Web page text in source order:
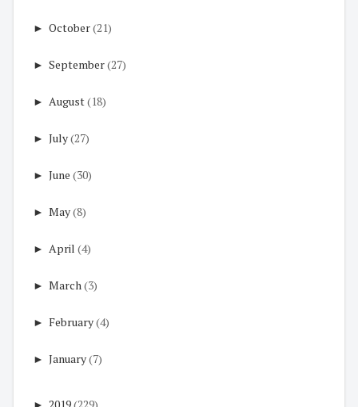
► October(21)
► September(27)
► August(18)
► July(27)
► June (30)
► May(8)
► April (4)
► March(3)
► February(4)
► January(7)
► 2019(229)